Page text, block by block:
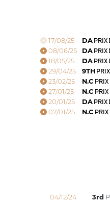
17/08/25 DAPRIX
08/06/25 DAPRIX
18/05/25 DAPRIX
29/04/25 9TH
23/02/25 N.C PRIX
27/01/25 N.C PRIX
20/01/25 DAPRIX
07/01/25 N.C
04/12/24 3rd